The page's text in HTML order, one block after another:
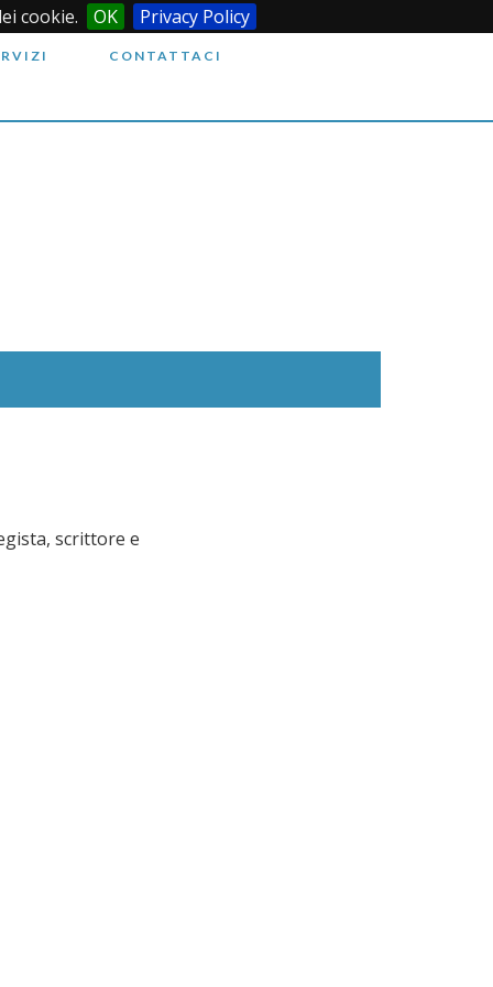
cookie. OK Privacy Policy
CONTATTACI
scrittore e